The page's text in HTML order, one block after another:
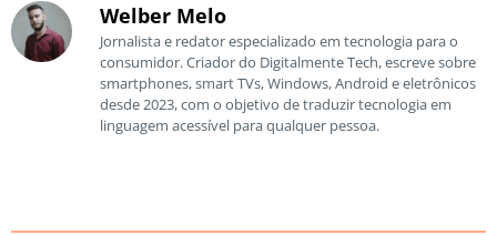
Welber Melo
Jornalista e redator especializado em tecnologia para o
consumidor. Criador do Digitalmente Tech, escreve sobre
smartphones, smart TVs, Windows, Android e eletrônicos
desde 2023, com o objetivo de traduzir tecnologia em
linguagem acessível para qualquer pessoa.